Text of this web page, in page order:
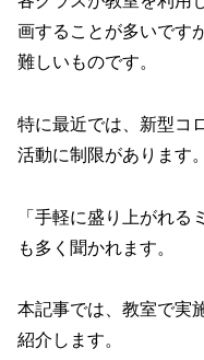
画することが多いです
難しいものです。
特に最近では、新型コ
活動に制限があります。
「手軽に盛り上がれ
も多く聞かれます。
本記事では、教室で実
紹介します。